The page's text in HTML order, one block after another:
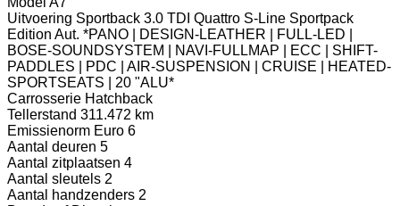
Uitvoering Sportback 3.0 TDI Quattro S-Line Sportpack
Edition Aut. *PANO | DESIGN-LEATHER | FULL-LED |
BOSE-SOUNDSYSTEM | NAVI-FULLMAP | ECC | SHIFT-
PADDLES | PDC | AIR-SUSPENSION | CRUISE | HEATED-
SPORTSEATS | 20 "ALU*
Carrosserie Hatchback
Tellerstand 311.472 km
Emissienorm Euro 6
Aantal deuren 5
Aantal zitplaatsen 4
Aantal sleutels 2
Aantal handzenders 2